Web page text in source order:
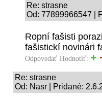
Re: strasne
Od: 77899966547 |
Ropní fašisti
fašistickí novinári
Odpovedať Hodnotiť:
Re: strasne
Od: Nasr | Pridané: